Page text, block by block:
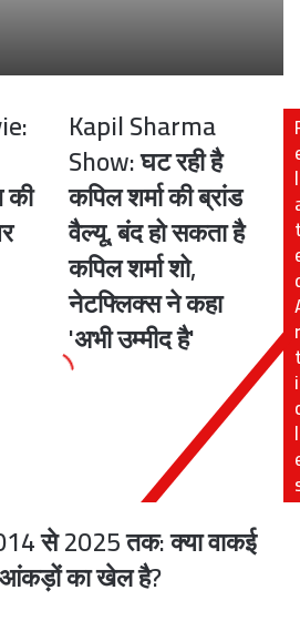
Kapil
Sharma
Show:
घट
रही
है
कपिल
शर्मा
की
ब्रांड
वैल्यू,
बंद
नेटफ्लिक्स
कहा
Kapil Sharma
Show: घट रही है
कपिल शर्मा की ब्रांड
वैल्यू, बंद हो सकता है
कपिल शर्मा शो,
नेटफ्लिक्स ने कहा
'अभी उम्मीद है'
l
r
i
l
से 2025 तक: क्या वाकई
आंकड़ों का खेल है?